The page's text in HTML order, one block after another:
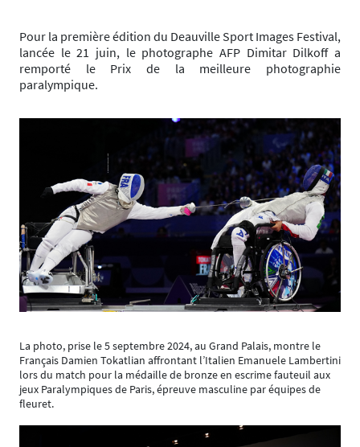
Pour la première édition du Deauville Sport Images Festival,
lancée le 21 juin, le photographe AFP Dimitar Dilkoff a
remporté le Prix de la meilleure photographie
paralympique.
La photo, prise le 5 septembre 2024, au Grand Palais, montre le
Français Damien Tokatlian affrontant l’Italien Emanuele Lambertini
lors du match pour la médaille de bronze en escrime fauteuil aux
jeux Paralympiques de Paris, épreuve masculine par équipes de
fleuret.